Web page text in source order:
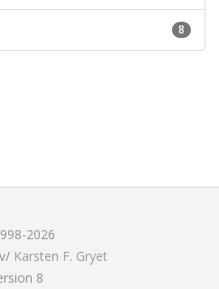
8
2026
Karsten F. Gryet
8